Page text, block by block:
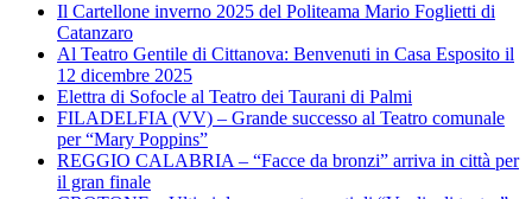
Il Cartellone inverno 2025 del Politeama Mario Foglietti di
Catanzaro
Al Teatro Gentile di Cittanova: Benvenuti in Casa Esposito il
12 dicembre 2025
Elettra di Sofocle al Teatro dei Taurani di Palmi
FILADELFIA (VV) – Grande successo al Teatro comunale
per “Mary Poppins”
REGGIO CALABRIA – “Facce da bronzi” arriva in città per
il gran finale